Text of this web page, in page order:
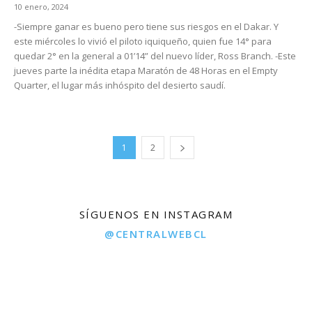
10 enero, 2024
-Siempre ganar es bueno pero tiene sus riesgos en el Dakar. Y
este miércoles lo vivió el piloto iquiqueño, quien fue 14° para
quedar 2° en la general a 01’14” del nuevo líder, Ross Branch. -Este
jueves parte la inédita etapa Maratón de 48 Horas en el Empty
Quarter, el lugar más inhóspito del desierto saudí.
1 2
SÍGUENOS EN INSTAGRAM
@CENTRALWEBCL